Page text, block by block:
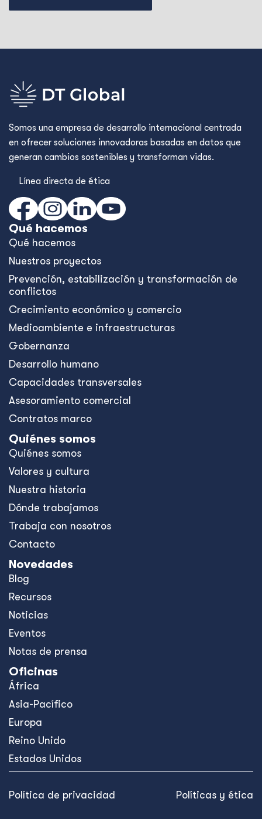
Somos una empresa de desarrollo internacional centrada
en ofrecer soluciones innovadoras basadas en datos que
generan cambios sostenibles y transforman vidas.
Línea directa de ética
Qué hacemos
Qué hacemos
Nuestros proyectos
Prevención, estabilización y transformación de
conflictos
Crecimiento económico y comercio
Medioambiente e infraestructuras
Gobernanza
Desarrollo humano
Capacidades transversales
Asesoramiento comercial
Contratos marco
Quiénes somos
Quiénes somos
Valores y cultura
Nuestra historia
Dónde trabajamos
Trabaja con nosotros
Contacto
Novedades
Blog
Recursos
Noticias
Eventos
Notas de prensa
Oficinas
África
Asia-Pacífico
Europa
Reino Unido
Estados Unidos
Política de privacidad Políticas y ética